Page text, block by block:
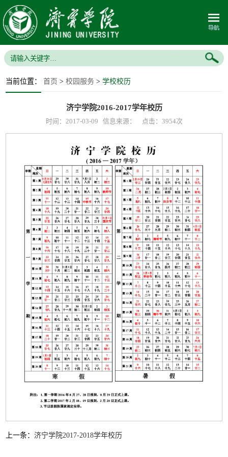
当前位置： 首页 >校园服务 >学校校历
济宁学院2016-2017学年校历
时间：2017-03-09 信息来源： 点击： 3954次
上一条： 济宁学院2017-2018学年校历